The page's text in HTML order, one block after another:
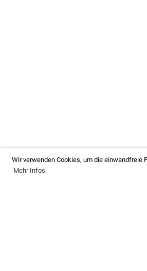
Wir verwenden Cookies, um die einwandfreie
Mehr Infos